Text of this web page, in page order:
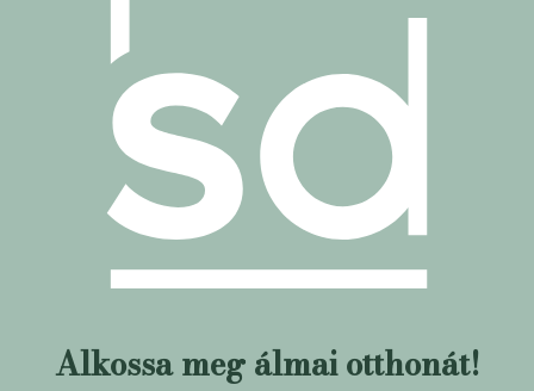
Alkossa meg álmai otthonát!